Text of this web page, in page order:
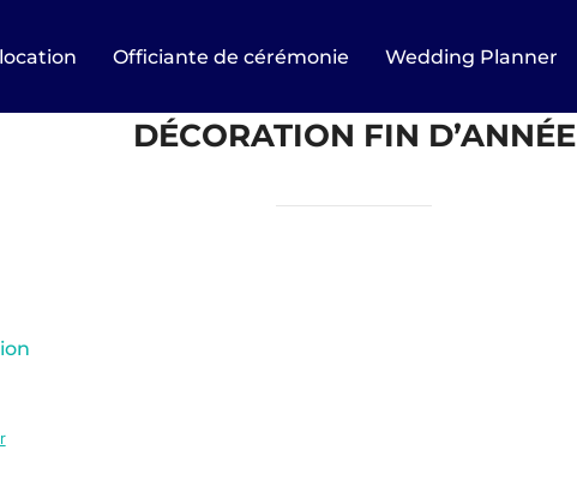
Officiante de cérémonie Wedding Planner
DÉCORATION FIN D’ANNÉE